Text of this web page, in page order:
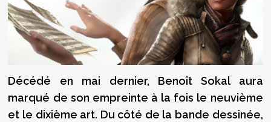
Décédé en mai dernier, Benoît Sokal aura
marqué de son empreinte à la fois le neuvième
et le dixième art. Du côté de la bande dessinée,